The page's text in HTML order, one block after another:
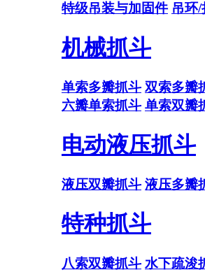
特级吊装与加固件 吊环
机械抓斗
单索多瓣抓斗 双索多瓣
六瓣单索抓斗 单索双瓣
电动液压抓斗
液压双瓣抓斗 液压多瓣
特种抓斗
八索双瓣抓斗 水下疏浚